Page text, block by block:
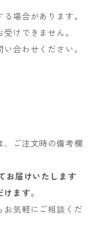
場合があります。
けできません。
合わせください。
、ご注文時の備考欄
お届けいたします
ます。
お気軽にご相談くだ